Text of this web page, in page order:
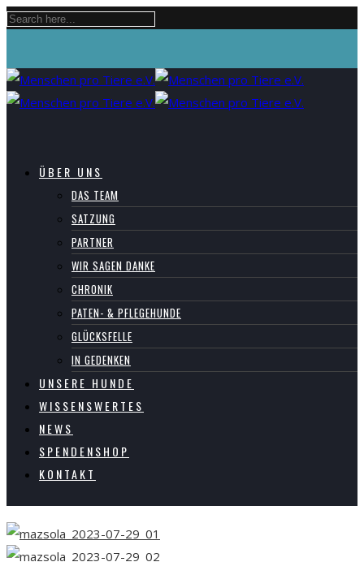
ÜBER UNS
DAS TEAM
SATZUNG
PARTNER
WIR SAGEN DANKE
CHRONIK
PATEN- & PFLEGEHUNDE
GLÜCKSFELLE
IN GEDENKEN
UNSERE HUNDE
WISSENSWERTES
NEWS
SPENDENSHOP
KONTAKT